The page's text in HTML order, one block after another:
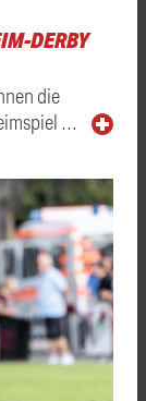
DERBY
die
…